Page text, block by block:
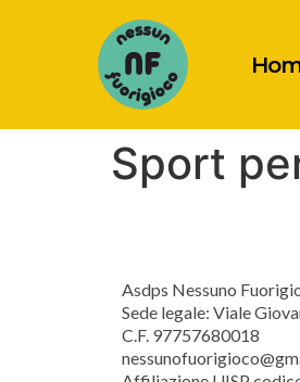
Sport
Asdps Nessuno
Sede legale: Viale
C.F. 97757680018